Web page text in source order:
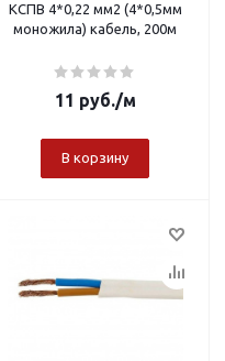
КСПВ 4*0,22 мм2 (4*0,5мм
моножила) кабель, 200м
11 руб./м
В корзину